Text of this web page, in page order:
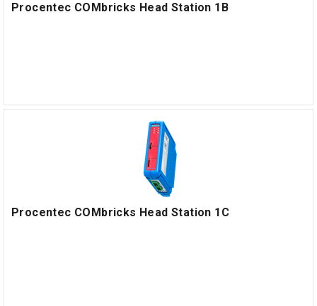
Procentec COMbricks Head Station 1B
Procentec COMbricks Head Station 1C